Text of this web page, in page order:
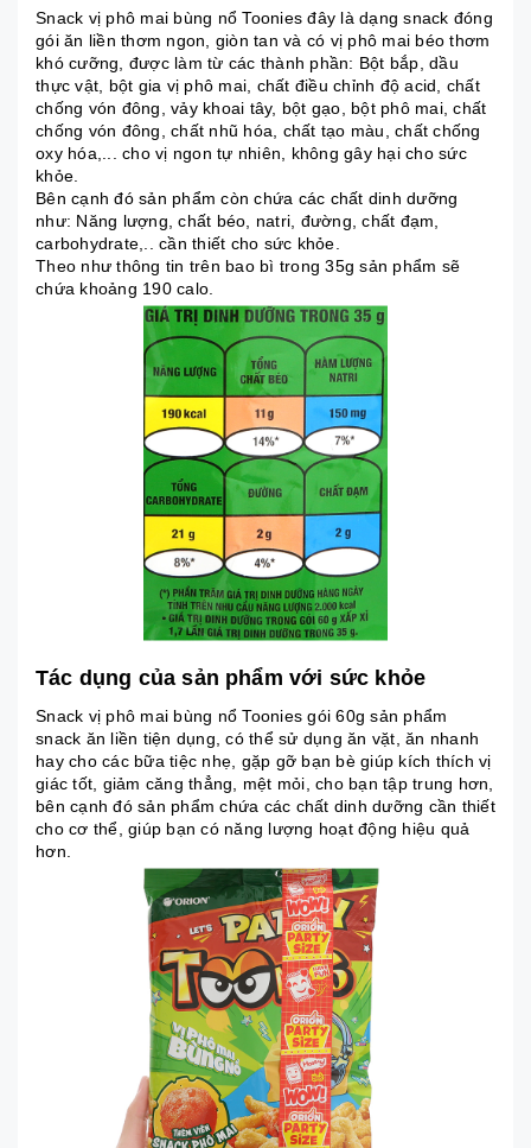
Snack vị phô mai bùng nổ Toonies đây là dạng snack đóng
gói ăn liền thơm ngon, giòn tan và có vị phô mai béo thơm
khó cưỡng, được làm từ các thành phần: Bột bắp, dầu
thực vật, bột gia vị phô mai, chất điều chỉnh độ acid, chất
chống vón đông, vảy khoai tây, bột gạo, bột phô mai, chất
chống vón đông, chất nhũ hóa, chất tạo màu, chất chống
oxy hóa,... cho vị ngon tự nhiên, không gây hại cho sức
khỏe.
Bên cạnh đó sản phẩm còn chứa các chất dinh dưỡng
như: Năng lượng, chất béo, natri, đường, chất đạm,
carbohydrate,.. cần thiết cho sức khỏe.
Theo như thông tin trên bao bì trong 35g sản phẩm sẽ
chứa khoảng 190 calo.
Tác dụng của sản phẩm với sức khỏe
Snack vị phô mai bùng nổ Toonies gói 60g sản phẩm
snack ăn liền tiện dụng, có thể sử dụng ăn vặt, ăn nhanh
hay cho các bữa tiệc nhẹ, gặp gỡ bạn bè giúp kích thích vị
giác tốt, giảm căng thẳng, mệt mỏi, cho bạn tập trung hơn,
bên cạnh đó sản phẩm chứa các chất dinh dưỡng cần thiết
cho cơ thể, giúp bạn có năng lượng hoạt động hiệu quả
hơn.